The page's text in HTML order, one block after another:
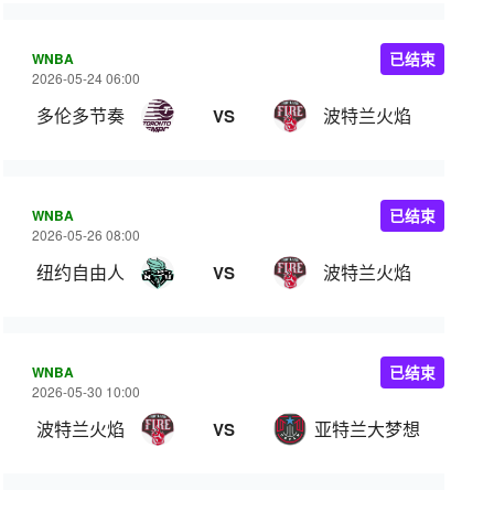
WNBA
2026-05-24 06:00
多伦多节奏 VS 波特兰火焰
已结束
WNBA
2026-05-26 08:00
纽约自由人 VS 波特兰火焰
已结束
WNBA
2026-05-30 10:00
波特兰火焰 VS 亚特兰大梦想
已结束